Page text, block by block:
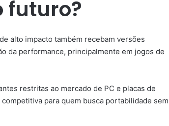
futuro?
alto impacto também recebam versões
da performance, principalmente em jogos de
restritas ao mercado de PC e placas de
para quem busca portabilidade sem